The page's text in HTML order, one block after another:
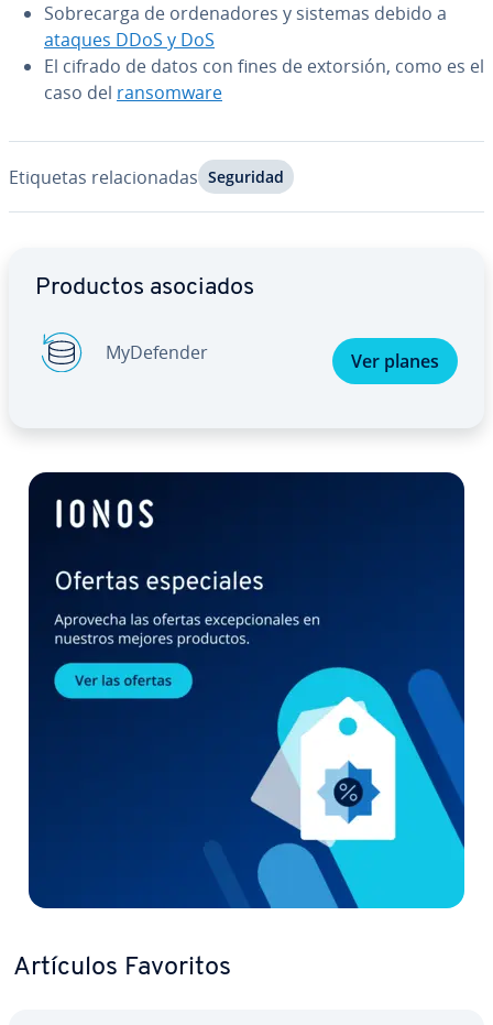
So­bre­ca­r­ga de or­de­na­do­res y sistemas debido a
ataques DDoS y DoS
El cifrado de datos con fines de extorsión, como es el
caso del ra­n­so­m­wa­re
Etiquetas re­la­cio­na­das Seguridad
Productos asociados
My­De­fe­n­der Ver planes
Artículos Favoritos